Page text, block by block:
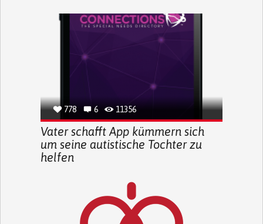
778 6 11356
Vater schafft App kümmern sich
um seine autistische Tochter zu
helfen